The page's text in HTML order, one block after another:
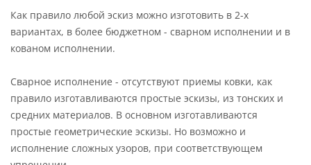
Как правило любой эскиз можно изготовить в 2-х
вариантах, в более бюджетном - сварном исполнении и в
кованом исполнении.
Сварное исполнение - отсутствуют приемы ковки, как
правило изготавливаются простые эскизы, из тонских и
средних материалов. В основном изготавливаются
простые геометрические эскизы. Но возможно и
исполнение сложных узоров, при соответствующем